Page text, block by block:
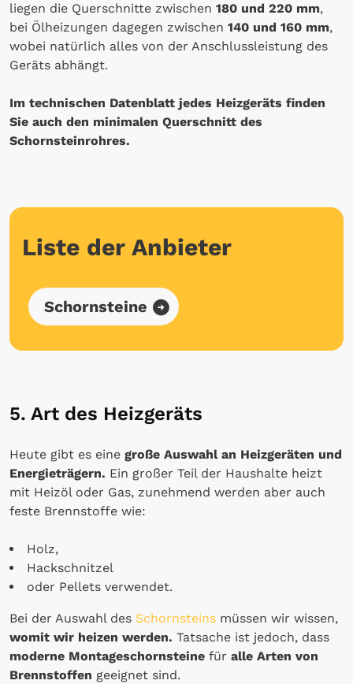
liegen die Querschnitte zwischen 180 und 220 mm,
bei Ölheizungen dagegen zwischen 140 und 160 mm,
wobei natürlich alles von der Anschlussleistung des
Geräts abhängt.
Im technischen Datenblatt jedes Heizgeräts finden
Sie auch den minimalen Querschnitt des
Schornsteinrohres.
Liste der Anbieter
Schornsteine
5. Art des Heizgeräts
Heute gibt es eine große Auswahl an Heizgeräten und
Energieträgern. Ein großer Teil der Haushalte heizt
mit Heizöl oder Gas, zunehmend werden aber auch
feste Brennstoffe wie:
Holz,
Hackschnitzel
oder Pellets verwendet.
Bei der Auswahl des Schornsteins müssen wir wissen,
womit wir heizen werden. Tatsache ist jedoch, dass
moderne Montageschornsteine für alle Arten von
Brennstoffen geeignet sind.